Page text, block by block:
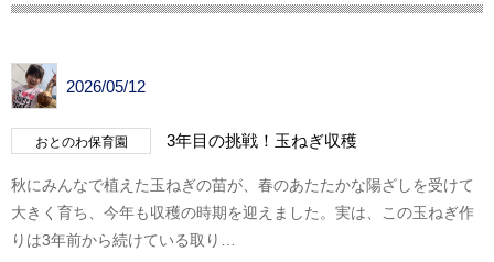
2026/05/12
おとのわ保育園 3年目の挑戦！玉ねぎ収穫
秋にみんなで植えた玉ねぎの苗が、春のあたたかな陽ざしを受けて
大きく育ち、今年も収穫の時期を迎えました。実は、この玉ねぎ作
りは3年前から続けている取り…